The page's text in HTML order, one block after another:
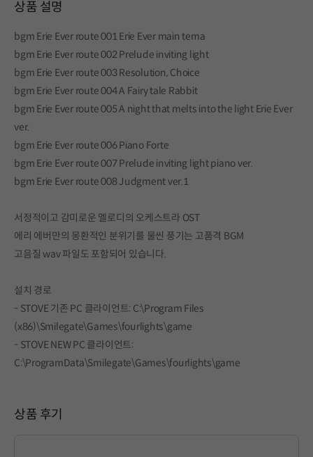
상품 설명
bgm Erie Ever route 001 Erie Ever main tema
bgm Erie Ever route 002 Prelude inviting light
bgm Erie Ever route 003 Resolution, Choice
bgm Erie Ever route 004 A Fairy tale Rabbit
bgm Erie Ever route 005 A night that melts into the light Erie Ever
ver.
bgm Erie Ever route 006 Piano Forte
bgm Erie Ever route 007 Prelude inviting light piano ver.
bgm Erie Ever route 008 Judgment ver.1
서정적이고 감미로운 멜로디의 오케스트라 OST
에리 에버만의 몽환적인 분위기를 물씬 풍기는 고품격 BGM
고음질 wav 파일도 포함되어 있습니다.
설치 경로
- STOVE 기존 PC 클라이언트: C:\Program Files
(x86)\Smilegate\Games\fourlights\game
- STOVE NEW PC 클라이언트:
C:\ProgramData\Smilegate\Games\fourlights\game
상품 후기